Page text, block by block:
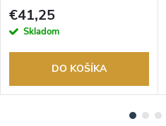
tovaru. Autorizovaný predajca.
€41,25
Skladom
DO KOŠÍKA